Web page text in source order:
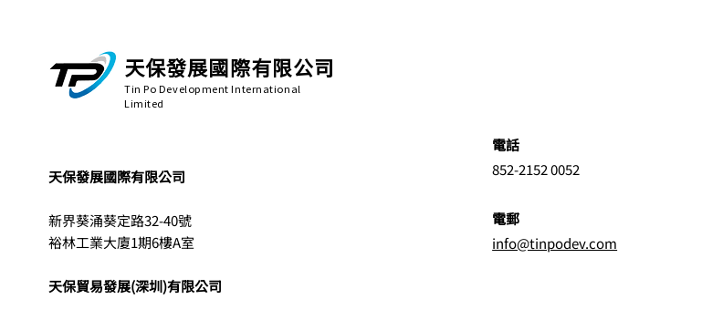
天保發展國際有限公司
Tin Po Development International
Limited
天保發展國際有限公司
新界葵涌葵定路32-40號
裕林工業大廈1期6樓A室
天保貿易發展(深圳)有限公司
電話
852-2152 0052
電郵
info@tinpodev.com